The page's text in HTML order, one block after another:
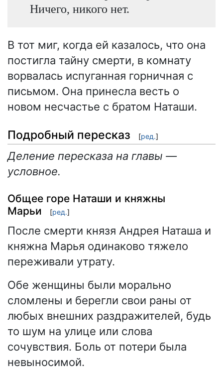
Ничего, никого нет.
В тот миг, когда ей казалось, что она
постигла тайну смерти, в комнату
ворвалась испуганная горничная с
письмом. Она принесла весть о
новом несчастье с братом Наташи.
Подробный пересказ [ред.]
Деление пересказа на главы —
условное.
Общее горе Наташи и княжны
Марьи
[ред.]
После смерти князя Андрея Наташа и
княжна Марья одинаково тяжело
переживали утрату.
Обе женщины были морально
сломлены и берегли свои раны от
любых внешних раздражителей, будь
то шум на улице или слова
сочувствия. Боль от потери была
невыносимой.